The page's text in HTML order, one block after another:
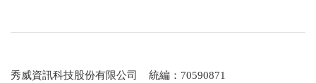
秀威資訊科技股份有限公司 統編：70590871